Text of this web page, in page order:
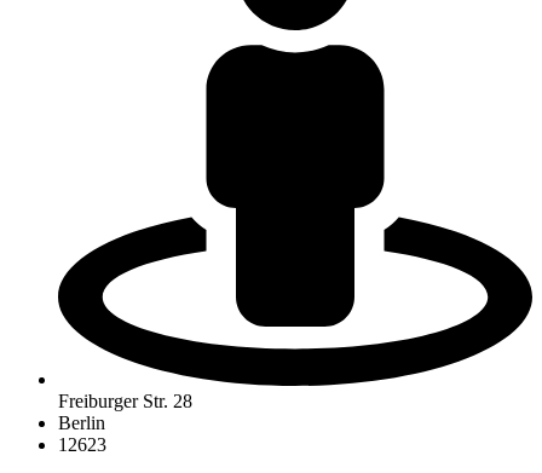
Freiburger Str. 28
Berlin
12623